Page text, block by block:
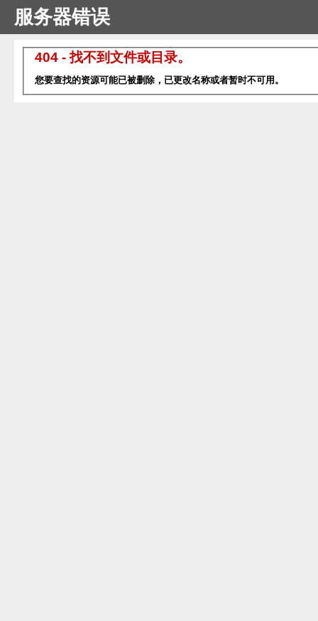
服务器错误
404 - 找不到文件或目录。
您要查找的资源可能已被删除，已更改名称或者暂时不可用。